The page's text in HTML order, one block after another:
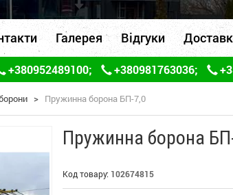
Галерея Відгуки
+380952489100; +380981763036;
> Пружинна борона БП-7,0
Пружинна борона
Код товару: 102674815